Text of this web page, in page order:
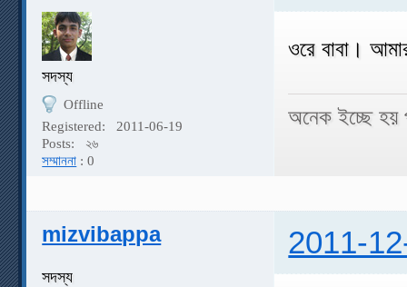
সদস্য
Offline
Registered:
2011-06-19
Posts:
২৬
সম্মাননা : 0
ওরে বাবা।
অনেক ইচ্ছে হয়
mizvibappa 2011-
সদস্য